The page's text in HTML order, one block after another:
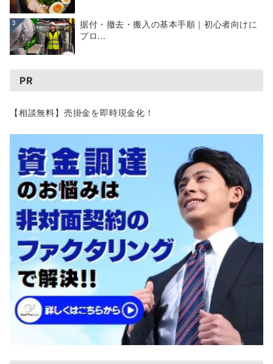
3
据付・撤去・搬入の基本手順｜初心者向けに
プロ...
PR
【相談無料】売掛金を即時現金化！